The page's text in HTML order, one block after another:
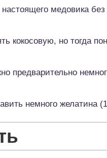
медовика
кокосовую, но тогда
предварительно
немного желатина